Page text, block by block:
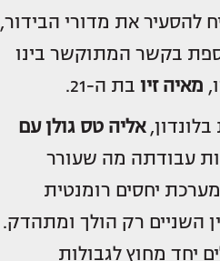
להסעיר את מדורי הבידור,
בקשר המתוקשר בינו
מאיה זיו בת ה-21.
אליה טס גולן עם
עבודתה מה שעורר
יחסים רומנטית
השניים רק הולך ומתהדק.
יחד מחוץ לגבולות